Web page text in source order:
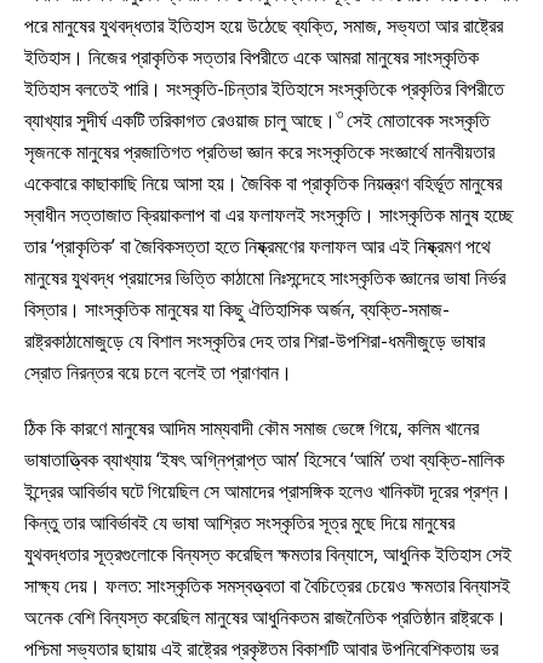
পরে মানুষের যুথবদ্ধতার ইতিহাস হয়ে উঠেছে ব্যক্তি, সমাজ, সভ্যতা আর রাষ্ট্রের
ইতিহাস। নিজের প্রাকৃতিক সত্তার বিপরীতে একে আমরা মানুষের সাংস্কৃতিক
ইতিহাস বলতেই পারি। সংস্কৃতি-চিন্তার ইতিহাসে সংস্কৃতিকে প্রকৃতির বিপরীতে
ব্যাখ্যার সুদীর্ঘ একটি তরিকাগত রেওয়াজ চালু আছে। ৩সেই মোতাবেক সংস্কৃতি
সৃজনকে মানুষের প্রজাতিগত প্রতিভা জ্ঞান করে সংস্কৃতিকে সংজ্ঞার্থে মানবীয়তার
একেবারে কাছাকাছি নিয়ে আসা হয়। জৈবিক বা প্রাকৃতিক নিয়ন্ত্রণ বহির্ভূত মানুষের
স্বাধীন সত্তাজাত ক্রিয়াকলাপ বা এর ফলাফলই সংস্কৃতি। সাংস্কৃতিক মানুষ হচ্ছে
তার ‘প্রাকৃতিক’ বা জৈবিকসত্তা হতে নিষ্ক্রমণের ফলাফল আর এই নিষ্ক্রমণ পথে
মানুষের যুথবদ্ধ প্রয়াসের ভিত্তি কাঠামো নিঃসন্দেহে সাংস্কৃতিক জ্ঞানের ভাষা নির্ভর
বিস্তার। সাংস্কৃতিক মানুষের যা কিছু ঐতিহাসিক অর্জন, ব্যক্তি-সমাজ-
রাষ্ট্রকাঠামোজুড়ে যে বিশাল সংস্কৃতির দেহ তার শিরা-উপশিরা-ধমনীজুড়ে ভাষার
স্রোত নিরন্তর বয়ে চলে বলেই তা প্রাণবান।
ঠিক কি কারণে মানুষের আদিম সাম্যবাদী কৌম সমাজ ভেঙ্গে গিয়ে, কলিম খানের
ভাষাতাত্ত্বিক ব্যাখ্যায় ‘ইষৎ অগ্নিপ্রাপ্ত আম’ হিসেবে ‘আমি’ তথা ব্যক্তি-মালিক
ইন্দ্রের আবির্ভাব ঘটে গিয়েছিল সে আমাদের প্রাসঙ্গিক হলেও খানিকটা দূরের প্রশ্ন।
কিন্তু তার আবির্ভাবই যে ভাষা আশ্রিত সংস্কৃতির সূত্র মুছে দিয়ে মানুষের
যুথবদ্ধতার সূত্রগুলোকে বিন্যস্ত করেছিল ক্ষমতার বিন্যাসে, আধুনিক ইতিহাস সেই
সাক্ষ্য দেয়। ফলত: সাংস্কৃতিক সমস্বত্ত্বতা বা বৈচিত্রের চেয়েও ক্ষমতার বিন্যাসই
অনেক বেশি বিন্যস্ত করেছিল মানুষের আধুনিকতম রাজনৈতিক প্রতিষ্ঠান রাষ্ট্রকে।
পশ্চিমা সভ্যতার ছায়ায় এই রাষ্ট্রের প্রকৃষ্টতম বিকাশটি আবার উপনিবেশিকতায় ভর